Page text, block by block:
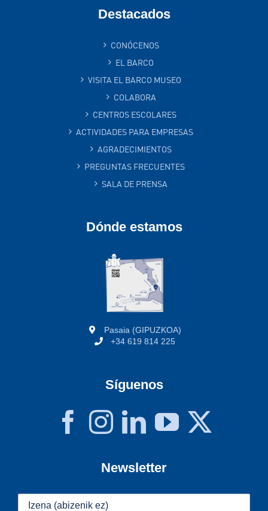
Destacados
CONÓCENOS
EL BARCO
VISITA EL BARCO MUSEO
COLABORA
CENTROS ESCOLARES
ACTIVIDADES PARA EMPRESAS
AGRADECIMIENTOS
PREGUNTAS FRECUENTES
SALA DE PRENSA
Dónde estamos
Pasaia (GIPUZKOA)
+34 619 814 225
Síguenos
Newsletter